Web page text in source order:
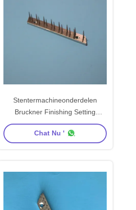
Stentermachineonderdelen
Bruckner Finishing Setting
Machineonderdelen Pin Bar Pin
Plate Nickel Plating Carbon Steel
Chat Nu '